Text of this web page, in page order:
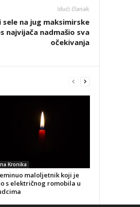
Idući članak
sele na jug maksimirske
najvijača nadmašio sva
očekivanja
Kronika
maloljetnik koji je
s električnog romobila u